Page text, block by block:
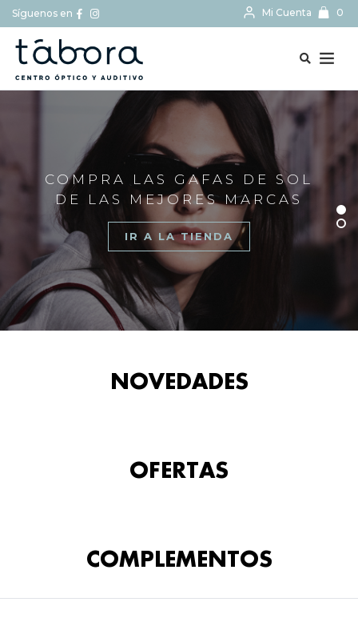
Síguenos en Mi Cuenta 0
COMPRA LAS GAFAS DE SOL
DE LAS MEJORES MARCAS
IR A LA TIENDA
NOVEDADES
OFERTAS
COMPLEMENTOS